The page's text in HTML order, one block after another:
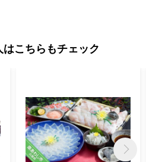
こちらもチェック